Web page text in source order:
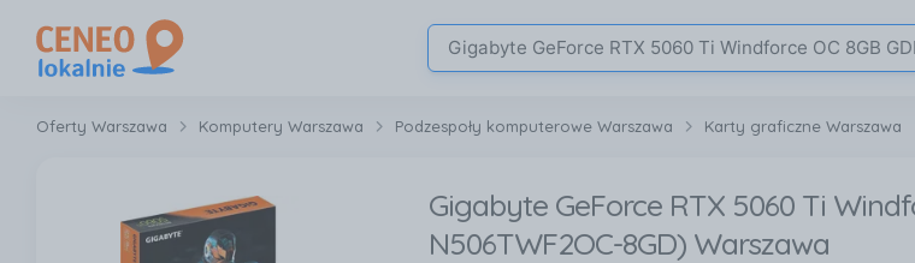
Oferty Warszawa Komputery Warszawa Podzespoły komputerowe Warszawa Karty graficzne Warszawa
Gigabyte GeForce RTX 5060 Ti
N506TWF2OC-8GD) Warszawa